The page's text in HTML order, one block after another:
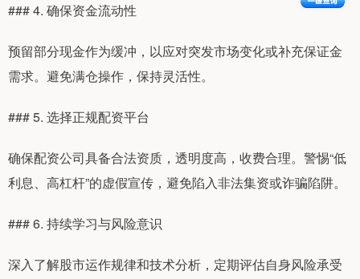
### 4. 确保资金流动性
预留部分现金作为缓冲，以应对突发市场变化或补充保证金
需求。避免满仓操作，保持灵活性。
### 5. 选择正规配资平台
确保配资公司具备合法资质，透明度高，收费合理。警惕“低
利息、高杠杆”的虚假宣传，避免陷入非法集资或诈骗陷阱。
### 6. 持续学习与风险意识
深入了解股市运作规律和技术分析，定期评估自身风险承受